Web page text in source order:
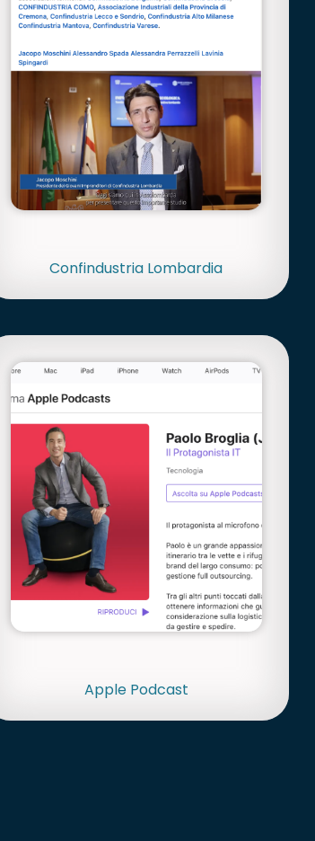
Confindustria Lombardia
Apple Podcast